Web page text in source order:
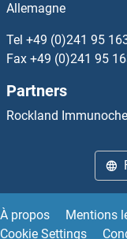
PDK2 Kits ELISA
PDK4 Kits ELISA
PDLIM1 Kits ELISA
Allemagne
Tel +49 (0)241 95
Fax +49 (0)241 95
Partners
Rockland
À propos Mentions
Cookie Settings